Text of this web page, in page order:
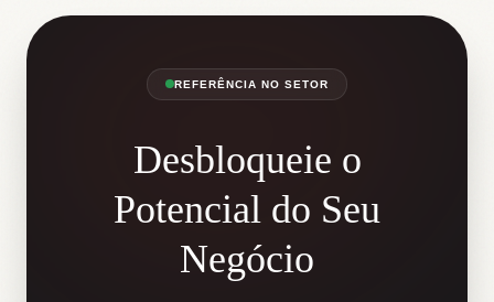
REFERÊNCIA NO SETOR
Desbloqueie o
Potencial do Seu
Negócio